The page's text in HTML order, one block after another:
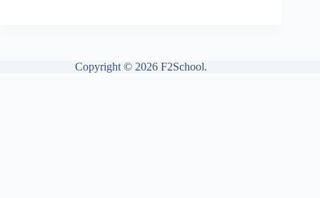
Copyright © 2026 F2School.